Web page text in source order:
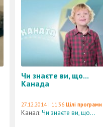
Чи знаєте ви, що...
Канада
27.12.2014 | 11:36 Цілі програми
Канал:Чи знаєте ви, що...